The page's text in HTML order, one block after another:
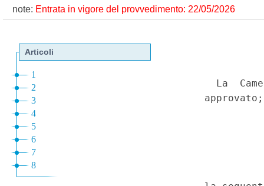
note: Entrata in vigore del provvedimento: 22/05/2026